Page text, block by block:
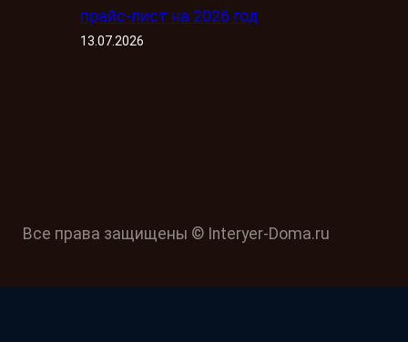
прайс-лист на 2026 год
13.07.2026
Все права защищены © Interyer-Doma.ru